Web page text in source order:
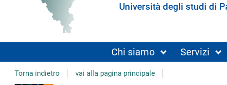
Università degli studi di
Chi siamo Servizi
Torna indietro vai alla pagina principale